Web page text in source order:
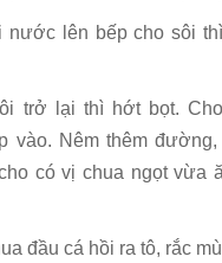
nước lên bếp cho sôi
trở lại thì hớt bọt.
vào. Nêm thêm
có vị chua ngọt vừa
đầu cá hồi ra tô, rắc